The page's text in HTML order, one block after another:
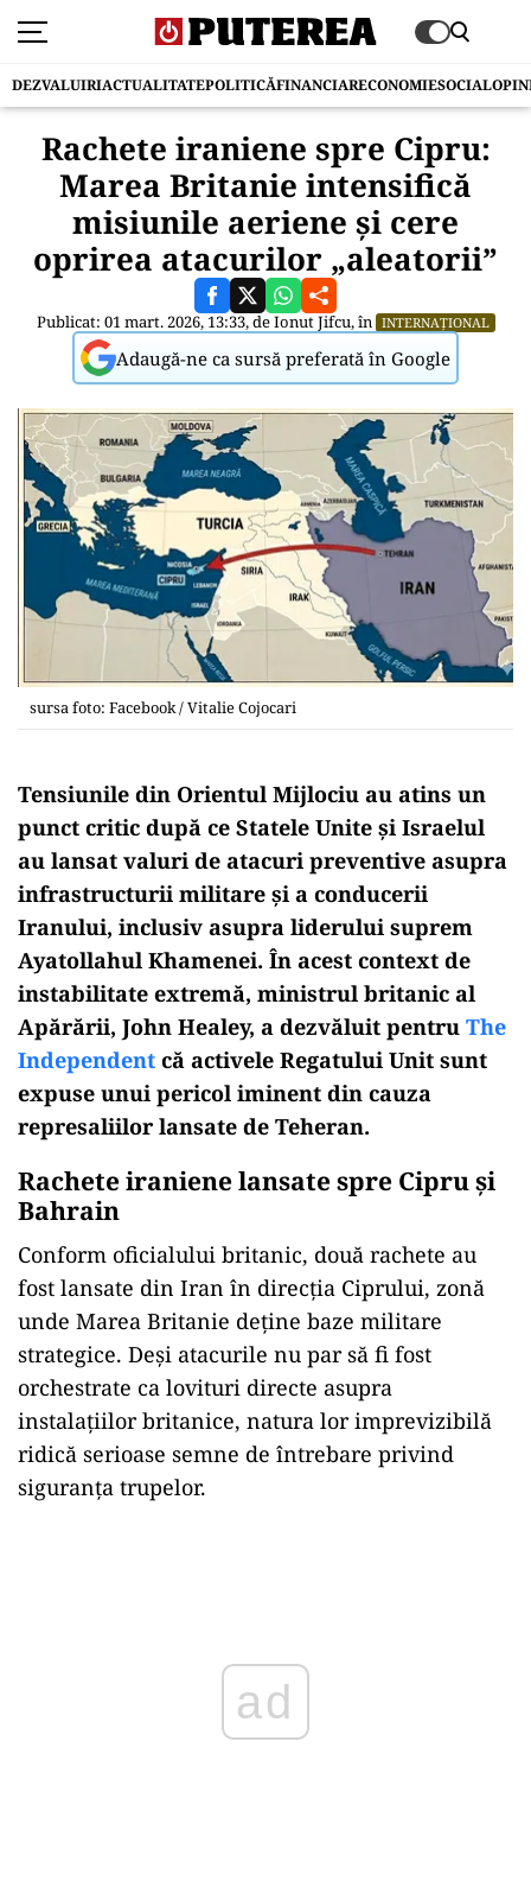
DEZVALUIRIACTUALITATEPOLITICĂFINANCIARECONOMIESOCIAL
Rachete iraniene spre Cipru:
Marea Britanie intensifică
misiunile aeriene și cere
oprirea atacurilor „aleatorii”
Publicat: 01 mart. 2026, 13:33, deIonut Jifcu, în INTERNAȚIONAL
Adaugă-ne ca sursă preferată în Google
sursa foto: Facebook / Vitalie Cojocari
Tensiunile din Orientul Mijlociu au atins un
punct critic după ce Statele Unite și Israelul
au lansat valuri de atacuri preventive asupra
infrastructurii militare și a conducerii
Iranului, inclusiv asupra liderului suprem
Ayatollahul Khamenei. În acest context de
instabilitate extremă, ministrul britanic al
Apărării, John Healey, a dezvăluit pentru The
Independent că activele Regatului Unit sunt
expuse unui pericol iminent din cauza
represaliilor lansate de Teheran.
Rachete iraniene lansate spre Cipru și
Bahrain
Conform oficialului britanic, două rachete au
fost lansate din Iran în direcția Ciprului, zonă
unde Marea Britanie deține baze militare
strategice. Deși atacurile nu par să fi fost
orchestrate ca lovituri directe asupra
instalațiilor britanice, natura lor imprevizibilă
ridică serioase semne de întrebare privind
siguranța trupelor.